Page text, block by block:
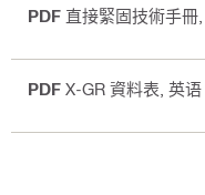
PDF 直接緊固技術手冊
PDF X-GR 資料表 , 英语